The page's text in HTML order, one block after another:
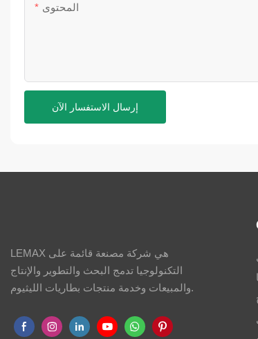
المحتوى
إرسال الاستفسار الآن
LEMAX هي شركة مصنعة قائمة على
التكنولوجيا تدمج البحث والتطوير والإنتاج
والمبيعات وخدمة منتجات بطاريات الليثيوم.